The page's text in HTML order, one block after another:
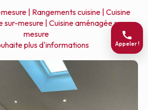
| Rangements cuisine | Cuisine
sur-mesure | Cuisine aménagée sur-
mesure
plus d'informations
Appeler !